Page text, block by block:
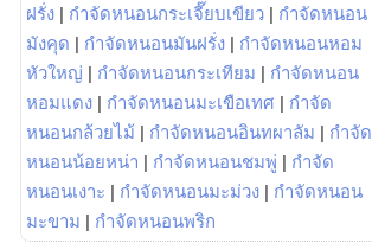
ฝรั่ง | กำจัดหนอนกระเจี๊ยบเขียว | กำจัดหนอน
มังคุด | กำจัดหนอนมันฝรั่ง | กำจัดหนอนหอม
หัวใหญ่ | กำจัดหนอนกระเทียม | กำจัดหนอน
หอมแดง | กำจัดหนอนมะเขือเทศ | กำจัด
หนอนกล้วยไม้ | กำจัดหนอนอินทผาลัม | กำจัด
หนอนน้อยหน่า | กำจัดหนอนชมพู่ | กำจัด
หนอนเงาะ | กำจัดหนอนมะม่วง | กำจัดหนอน
มะขาม | กำจัดหนอนพริก